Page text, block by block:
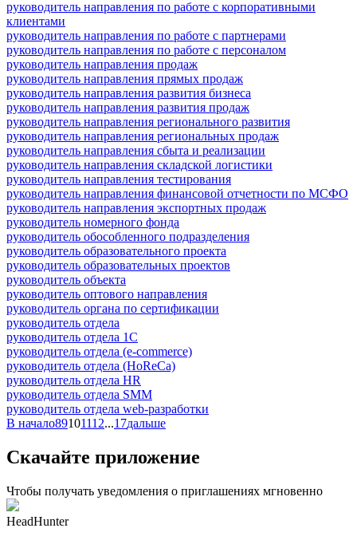
руководитель направления по работе с корпоративными
клиентами
руководитель направления по работе с партнерами
руководитель направления по работе с персоналом
руководитель направления продаж
руководитель направления прямых продаж
руководитель направления развития бизнеса
руководитель направления развития продаж
руководитель направления регионального развития
руководитель направления региональных продаж
руководитель направления сбыта и реализации
руководитель направления складской логистики
руководитель направления тестирования
руководитель направления финансовой отчетности по МСФО
руководитель направления экспортных продаж
руководитель номерного фонда
руководитель обособленного подразделения
руководитель образовательного проекта
руководитель образовательных проектов
руководитель объекта
руководитель оптового направления
руководитель органа по сертификации
руководитель отдела
руководитель отдела 1С
руководитель отдела (e-commerce)
руководитель отдела (HoReCa)
руководитель отдела HR
руководитель отдела SMM
руководитель отдела web-разработки
В начало89101112...17дальше
Скачайте приложение
Чтобы получать уведомления о приглашениях мгновенно
HeadHunter